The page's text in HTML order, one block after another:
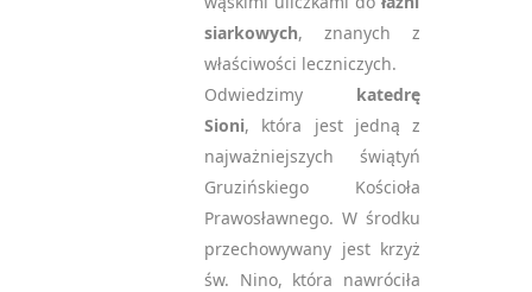
siarkowych, znanych z
właściwości leczniczych.
Odwiedzimy katedrę
Sioni, która jest jedną z
najważniejszych świątyń
Gruzińskiego Kościoła
Prawosławnego. W środku
przechowywany jest krzyż
św. Nino, która nawróciła